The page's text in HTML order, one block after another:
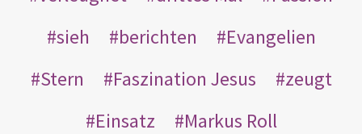
sieh
berichten
Evangelien
Stern
Faszination Jesus
zeugt
Einsatz
Markus Roll